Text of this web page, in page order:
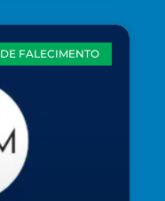
FALECIMENTO